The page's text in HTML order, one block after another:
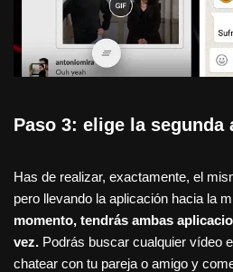
Paso 3: elige la
Has de realizar, exactamente, el
pero llevando la aplicación hacia la
momento, tendrás ambas
vez. Podrás buscar cualquier vídeo
chatear con tu pareja o amigo y